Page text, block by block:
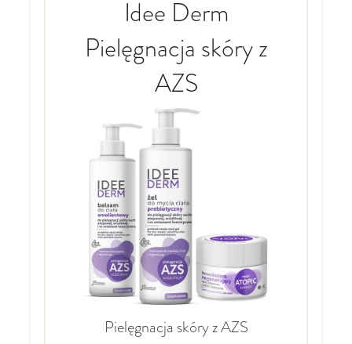
Idee Derm
Pielęgnacja skóry z
AZS
Pielęgnacja skóry z AZS